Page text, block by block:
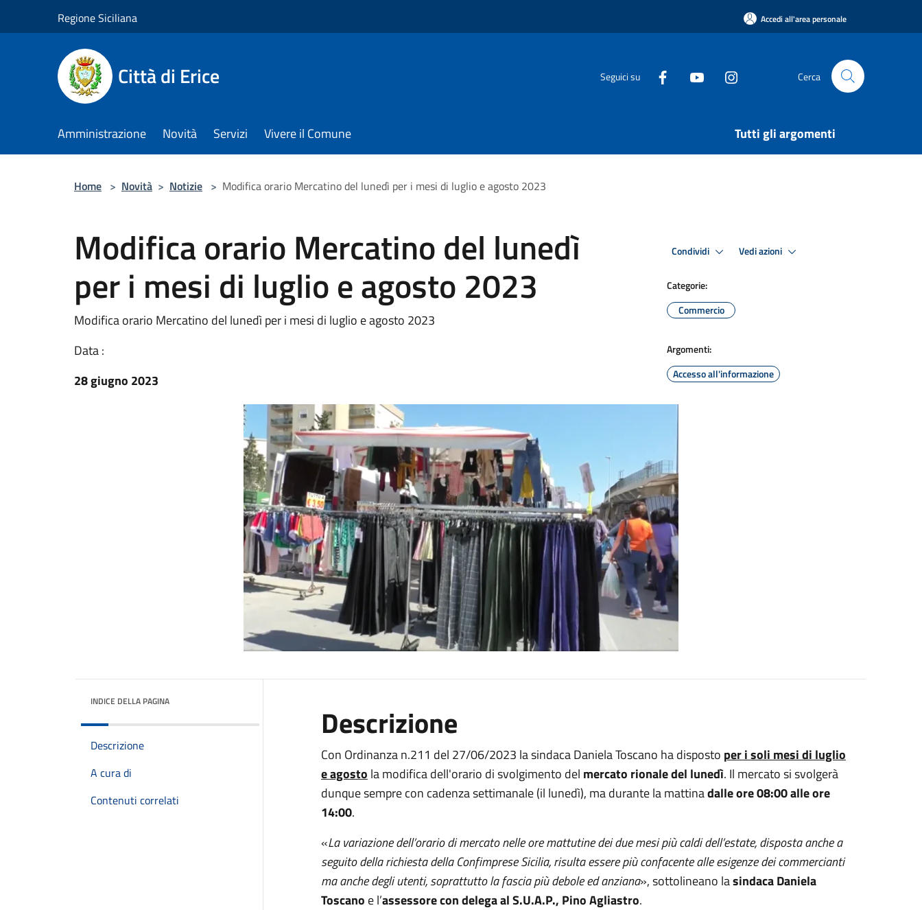
Regione Siciliana Accedi all'area personale
Città di Erice Seguici su Cerca
Amministrazione Novità Servizi Vivere il Comune Tutti gli argomenti
Home > Novità > Notizie > Modifica orario Mercatino del lunedì per i mesi di luglio e agosto 2023
Modifica orario Mercatino del lunedì
per i mesi di luglio e agosto 2023
Modifica orario Mercatino del lunedì per i mesi di luglio e agosto 2023
Data :
28 giugno 2023
Condividi Vedi azioni
Categorie:
Commercio
Argomenti:
Accesso all'informazione
INDICE DELLA PAGINA
Descrizione
A cura di
Contenuti correlati
Descrizione
Con Ordinanza n.211 del 27/06/2023 la sindaca Daniela Toscano ha disposto per i soli mesi di luglio
e agosto la modifica dell'orario di svolgimento del mercato rionale del lunedì. Il mercato si svolgerà
dunque sempre con cadenza settimanale (il lunedì), ma durante la mattinadalle ore 08:00 alle ore
14:00.
«La variazione dell’orario di mercato nelle ore mattutine dei due mesi più caldi dell’estate, disposta anche a
seguito della richiesta della Confimprese Sicilia, risulta essere più confacente alle esigenze dei commercianti
ma anche degli utenti, soprattutto la fascia più debole ed anziana», sottolineano lasindaca Daniela
Toscano e l’assessore con delega al S.U.A.P., Pino Agliastro.